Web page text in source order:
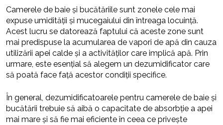
Camerele de baie și bucătăriile sunt zonele cele mai
expuse umidității și mucegaiului din întreaga locuință.
Acest lucru se datorează faptului că aceste zone sunt
mai predispuse la acumularea de vapori de apă din cauza
utilizării apei calde și a activităților care implică apă. Prin
urmare, este esențial să alegem un dezumidificator care
să poată face față acestor condiții specifice.
În general, dezumidificatoarele pentru camerele de baie și
bucătării trebuie să aibă o capacitate de absorbție a apei
mai mare și să fie mai eficiente în ceea ce privește